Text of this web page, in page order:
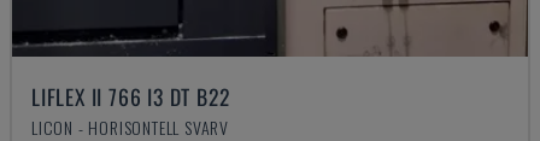
LIFLEX II 766 I3 DT B22
LICON - HORISONTELL SVARV